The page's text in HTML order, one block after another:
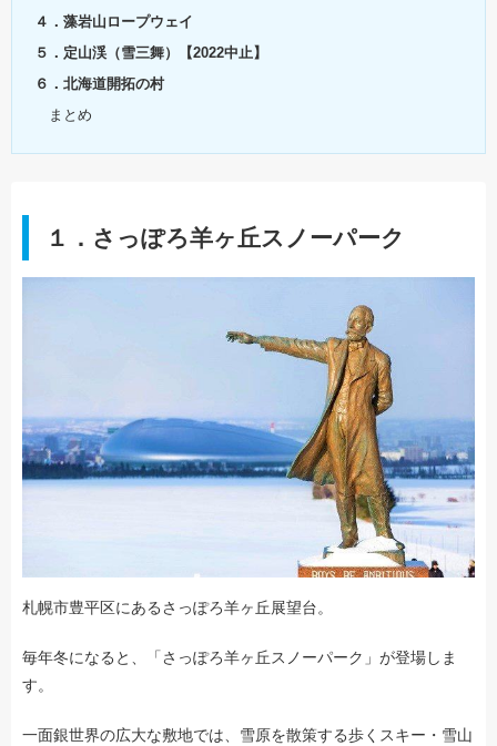
４．藻岩山ロープウェイ
５．定山渓（雪三舞）【2022中止】
６．北海道開拓の村
まとめ
１．さっぽろ羊ヶ丘スノーパーク
札幌市豊平区にあるさっぽろ羊ヶ丘展望台。
毎年冬になると、「さっぽろ羊ヶ丘スノーパーク」が登場しま
す。
一面銀世界の広大な敷地では、雪原を散策する歩くスキー・雪山